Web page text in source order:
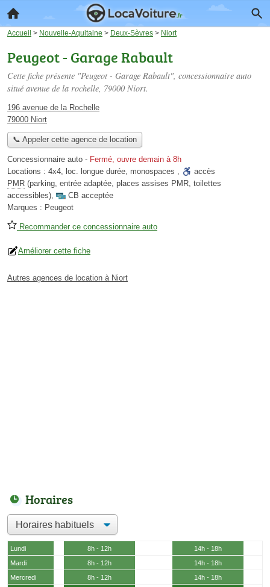
Accueil > Nouvelle-Aquitaine > Deux-Sèvres > Niort
Peugeot - Garage Rabault
Cette fiche présente "Peugeot - Garage Rabault", concessionnaire auto
situé avenue de la rochelle, 79000 Niort.
196 avenue de la Rochelle
79000 Niort
📞 Appeler cette agence de location
Concessionnaire auto - Fermé, ouvre demain à 8h
Locations : 4x4, loc. longue durée, monospaces ,
accès
PMR (parking, entrée adaptée, places assises PMR, toilettes
accessibles),
CB acceptée
Marques : Peugeot
Recommander ce concessionnaire auto
Améliorer cette fiche
Autres agences de location à Niort
Horaires
Lundi 8h - 12h
14h - 18h
Mardi
8h - 12h
14h - 18h
Mercredi
8h - 12h
14h - 18h